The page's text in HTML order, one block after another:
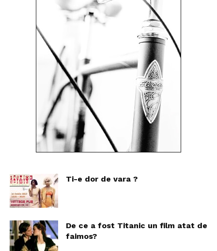
Ti-e dor de vara ?
De ce a fost Titanic un film atat de
faimos?